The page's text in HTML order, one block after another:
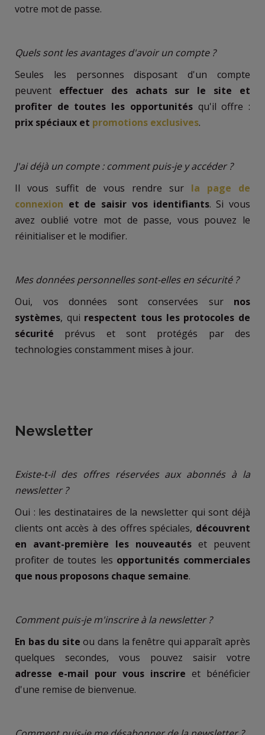
votre mot de passe.
Quels sont les avantages d'avoir un compte ?
Seules les personnes disposant d'un compte
peuvent effectuer des achats sur le site et
profiter de toutes les opportunités qu'il offre :
prix spéciaux et promotions exclusives.
J'ai déjà un compte : comment puis-je y accéder ?
Il vous suffit de vous rendre sur la page de
connexion et de saisir vos identifiants. Si vous
avez oublié votre mot de passe, vous pouvez le
réinitialiser et le modifier.
Mes données personnelles sont-elles en sécurité ?
Oui, vos données sont conservées sur nos
systèmes, qui respectent tous les protocoles de
sécurité prévus et sont protégés par des
technologies constamment mises à jour.
Newsletter
Existe-t-il des offres réservées aux abonnés à la
newsletter ?
Oui : les destinataires de la newsletter qui sont déjà
clients ont accès à des offres spéciales, découvrent
en avant-première les nouveautés et peuvent
profiter de toutes les opportunités commerciales
que nous proposons chaque semaine.
Comment puis-je m'inscrire à la newsletter ?
En bas du siteou dans la fenêtre qui apparaît après
quelques secondes, vous pouvez saisir votre
adresse e-mail pour vous inscrire et bénéficier
d'une remise de bienvenue.